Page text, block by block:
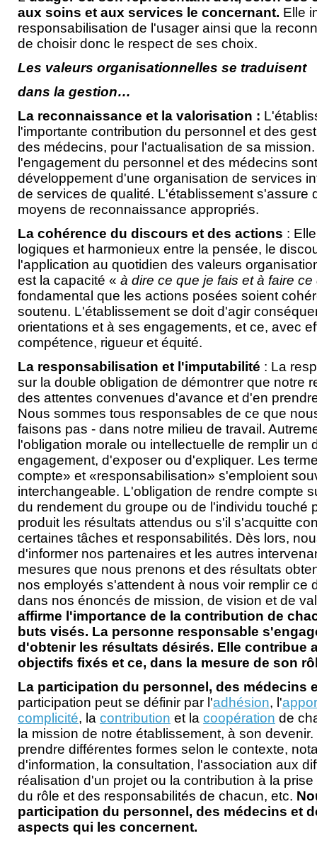
aux soins et aux services le concernant. Elle
responsabilisation de l'usager ainsi que la
de choisir donc le respect de ses choix.
Les valeurs organisationnelles se traduisent
dans la gestion…
La reconnaissance et la valorisation :
l'importante contribution du personnel et des
des médecins, pour l'actualisation de sa
l'engagement du personnel et des médecins
développement d'une organisation de services
de services de qualité. L'établissement s'assure
moyens de reconnaissance appropriés.
La cohérence du discours et des actions :
logiques et harmonieux entre la pensée, le
l'application au quotidien des valeurs
est la capacité « à dire ce que je fais et à faire ce
fondamental que les actions posées soient
soutenu. L'établissement se doit d'agir
orientations et à ses engagements, et ce, avec
compétence, rigueur et équité.
La responsabilisation et l'imputabilité : La
sur la double obligation de démontrer que notre
des attentes convenues d'avance et d'en
Nous sommes tous responsables de ce que
faisons pas - dans notre milieu de travail.
l'obligation morale ou intellectuelle de remplir un
engagement, d'exposer ou d'expliquer. Les
compte» et «responsabilisation» s'emploient
interchangeable. L'obligation de rendre compte
du rendement du groupe ou de l'individu touché
produit les résultats attendus ou s'il s'acquitte
certaines tâches et responsabilités. Dès lors,
d'informer nos partenaires et les autres
mesures que nous prenons et des résultats
nos employés s'attendent à nous voir remplir ce
dans nos énoncés de mission, de vision et de
affirme l'importance de la contribution de
buts visés. La personne responsable
d'obtenir les résultats désirés. Elle contribue
objectifs fixés et ce, dans la mesure de son
La participation du personnel, des médecins
participation peut se définir par l'adhésion, l'
complicité, la contribution et la coopération de
la mission de notre établissement, à son
prendre différentes formes selon le contexte,
d'information, la consultation, l'association aux
réalisation d'un projet ou la contribution à la
du rôle et des responsabilités de chacun, etc.
participation du personnel, des médecins et
aspects qui les concernent.